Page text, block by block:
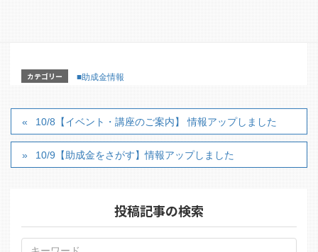
https://www.sawayakazaidan.or.jp/information/news/ca
mpa2025-outline
/
カテゴリー ■助成金情報
10/8【イベント・講座のご案内】 情報アップしました
10/9【助成金をさがす】情報アップしました
投稿記事の検索